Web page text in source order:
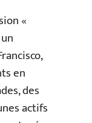
«
en
des
actifs